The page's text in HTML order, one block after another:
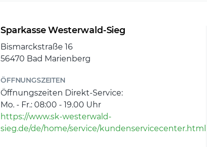
Sparkasse Westerwald-Sieg
Bismarckstraße 16
56470 Bad Marienberg
ÖFFNUNGSZEITEN
Öffnungszeiten Direkt-Service:
Mo. - Fr.: 08:00 - 19.00 Uhr
https://www.sk-westerwald-
sieg.de/de/home/service/kundenservicecenter.html